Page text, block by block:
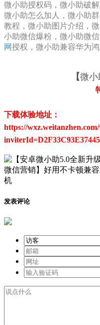
微小助授权码，微小助破
微小助怎么加人，微小助
教程，微小助图片介绍，
小助微信爆粉，微小助微
网授权，微小助兼容华为
【微小
下载体验地址：
https://
发表评论